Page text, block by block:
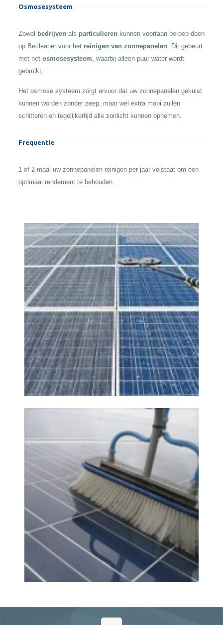
Osmosesysteem
Zowel bedrijven als particulieren kunnen voortaan beroep doen
op Becleaner voor het reinigen van zonnepanelen. Dit gebeurt
met het osmosesysteem, waarbij alleen puur water wordt
gebruikt.
Het osmose systeem zorgt ervoor dat uw zonnepanelen gekuist
kunnen worden zonder zeep, maar wel extra mooi zullen
schitteren en tegelijkertijd alle zonlicht kunnen opnemen.
Frequentie
1 of 2 maal uw zonnepanelen reinigen per jaar volstaat om een
optimaal rendement te behouden.